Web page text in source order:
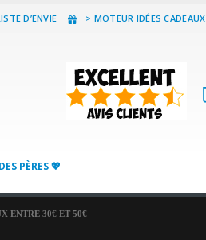
D’ENVIE > MOTEUR IDÉES CADEAUX
PÈRES 💖
ENTRE 30€ ET 50€